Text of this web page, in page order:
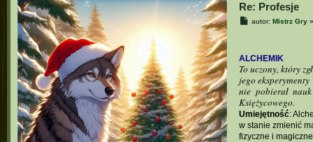
Re: Profesje
Pautor:Mistrz Gry
ALCHEMIK
To uczony, który
jego
nie pobierał
Księżycowego.
Umiejętność:
w stanie zmienić
fizyczne i